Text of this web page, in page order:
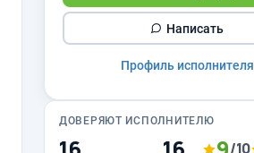
Написать
Профиль исполнителя
ДОВЕРЯЮТ ИСПОЛНИТЕЛЮ
/10